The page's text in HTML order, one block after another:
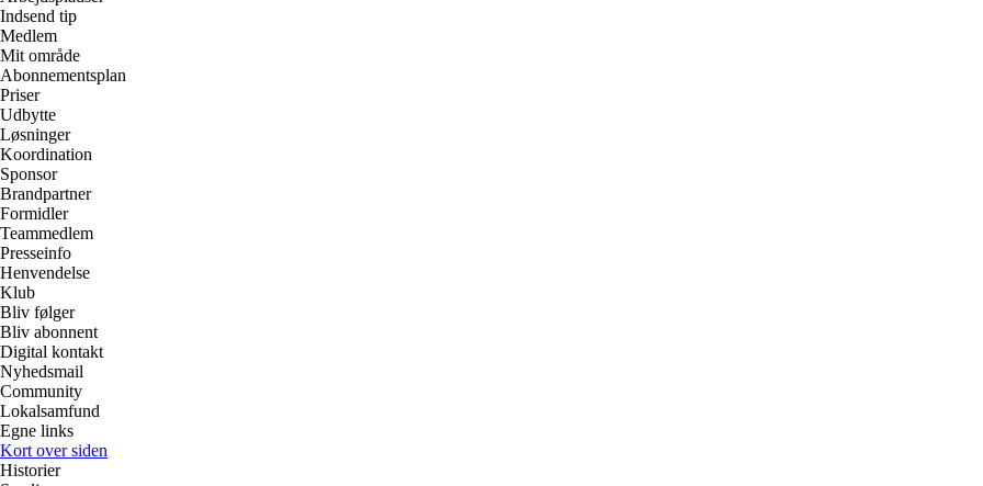
Indsend tip
Medlem
Mit område
Abonnementsplan
Priser
Udbytte
Løsninger
Koordination
Sponsor
Brandpartner
Formidler
Teammedlem
Presseinfo
Henvendelse
Klub
Bliv følger
Bliv abonnent
Digital kontakt
Nyhedsmail
Community
Lokalsamfund
Egne links
Kort over siden
Historier